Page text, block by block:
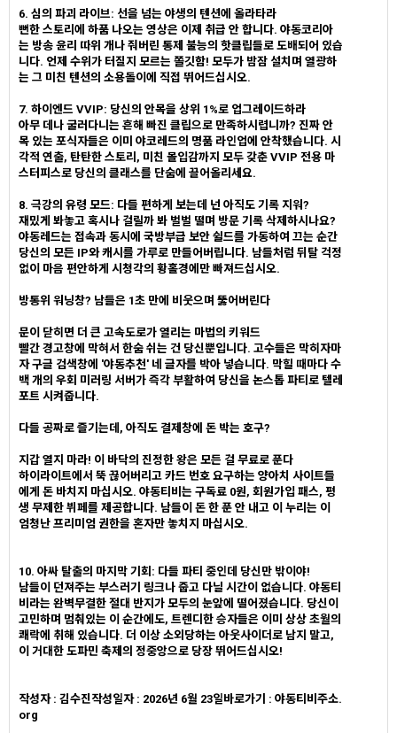
6. 심의 파괴 라이브: 선을 넘는 야생의 텐션에 올라타라
뻔한 스토리에 하품 나오는 영상은 이제 취급 안 합니다. 야동코리아
는 방송 윤리 따위 개나 줘버린 통제 불능의 핫클립들로 도배되어 있습
니다. 언제 수위가 터질지 모르는 쫄깃함! 모두가 밤잠 설치며 열광하
는 그 미친 텐션의 소용돌이에 직접 뛰어드십시오.
7. 하이엔드 VVIP: 당신의 안목을 상위 1%로 업그레이드하라
아무 데나 굴러다니는 흔해 빠진 클립으로 만족하시렵니까? 진짜 안
목 있는 포식자들은 이미 야코레드의 명품 라인업에 안착했습니다. 시
각적 연출, 탄탄한 스토리, 미친 몰입감까지 모두 갖춘 VVIP 전용 마
스터피스로 당신의 클래스를 단숨에 끌어올리세요.
8. 극강의 유령 모드: 다들 편하게 보는데 넌 아직도 기록 지워?
재밌게 봐놓고 혹시나 걸릴까 봐 벌벌 떨며 방문 기록 삭제하시나요?
야동레드는 접속과 동시에 국방부급 보안 쉴드를 가동하여 끄는 순간
당신의 모든 IP와 캐시를 가루로 만들어버립니다. 남들처럼 뒤탈 걱정
없이 마음 편안하게 시청각의 황홀경에만 빠져드십시오.
방통위 워닝창? 남들은 1초 만에 비웃으며 뚫어버린다
문이 닫히면 더 큰 고속도로가 열리는 마법의 키워드
빨간 경고창에 막혀서 한숨 쉬는 건 당신뿐입니다. 고수들은 막히자마
자 구글 검색창에 '야동추천' 네 글자를 박아 넣습니다. 막힐 때마다 수
백 개의 우회 미러링 서버가 즉각 부활하여 당신을 논스톱 파티로 텔레
포트 시켜줍니다.
다들 공짜로 즐기는데, 아직도 결제창에 돈 박는 호구?
지갑 열지 마라! 이 바닥의 진정한 왕은 모든 걸 무료로 푼다
하이라이트에서 뚝 끊어버리고 카드 번호 요구하는 양아치 사이트들
에게 돈 바치지 마십시오. 야동티비는 구독료 0원, 회원가입 패스, 평
생 무제한 뷔페를 제공합니다. 남들이 돈 한 푼 안 내고 이 누리는 이
엄청난 프리미엄 권한을 혼자만 놓치지 마십시오.
10. 아싸 탈출의 마지막 기회: 다들 파티 중인데 당신만 밖이야!
남들이 던져주는 부스러기 링크나 줍고 다닐 시간이 없습니다. 야동티
비라는 완벽무결한 절대 반지가 모두의 눈앞에 떨어졌습니다. 당신이
고민하며 멈춰있는 이 순간에도, 트렌디한 승자들은 이미 상상 초월의
쾌락에 취해 있습니다. 더 이상 소외당하는 아웃사이더로 남지 말고,
이 거대한 도파민 축제의 정중앙으로 당장 뛰어드십시오!
작성자 : 김수진작성일자 : 2026년 6월 23일바로가기 : 야동티비주소.
org